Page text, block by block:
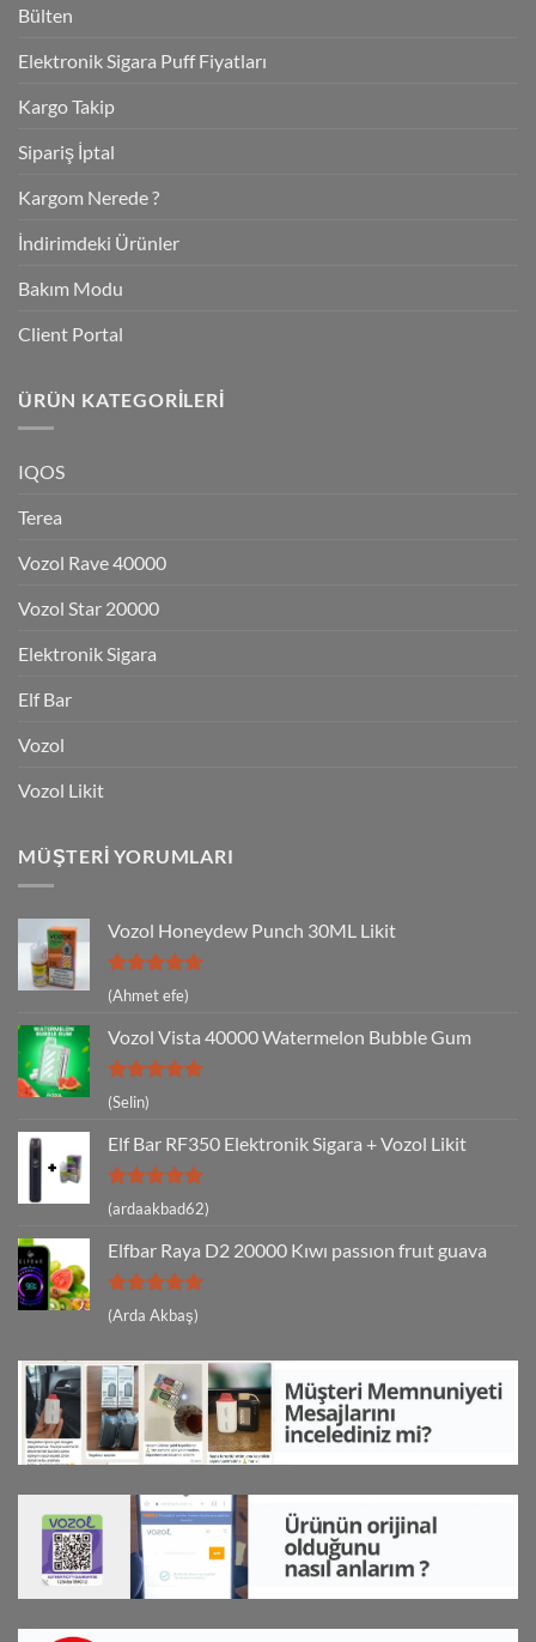
Bülten
Elektronik Sigara Puff Fiyatları
Kargo Takip
Sipariş İptal
Kargom Nerede ?
İndirimdeki Ürünler
Bakım Modu
Client Portal
ÜRÜN KATEGORILERI
IQOS
Terea
Vozol Rave 40000
Vozol Star 20000
Elektronik Sigara
Elf Bar
Vozol
Vozol Likit
MÜŞTERI YORUMLARI
Vozol Honeydew Punch 30ML Likit
5 üzerinden
5
(Ahmet efe)
Vozol Vista 40000 Watermelon Bubble Gum
5 üzerinden
5
oy aldı
(Selin)
Elf Bar RF350 Elektronik Sigara + Vozol Likit
5 üzerinden
5
(ardaakbad62)
Elfbar Raya D2 20000 Kıwı passıon fruıt guava
5 üzerinden
5
(Arda Akbaş)